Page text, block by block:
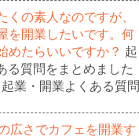
くの素人なのですが、
を開業したいです。何
めたらいいですか？ 起
る質問をまとめました
業・開業よくある質問
広さでカフェを開業す